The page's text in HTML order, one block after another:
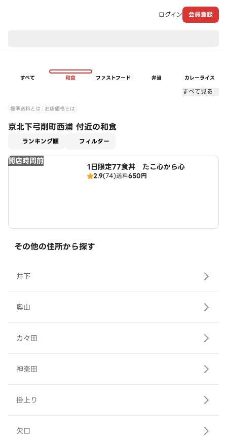
ログイン 会員登録
すべて 和食 ファストフード 弁当 カレーライス
すべて見る
標準送料とは お店価格とは
京北下弓削町西浦 付近の和食
ランキング順 フィルター
開店時間前
1日限定77食丼 たこ心から心
2.9(74)送料650円
その他の住所から探す
井下
奥山
カ々田
神楽田
掛上り
欠口